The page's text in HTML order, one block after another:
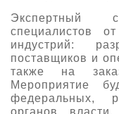
Экспертный
специалистов
индустрий:
поставщиков и
также на
Мероприятие
федеральных,
органов